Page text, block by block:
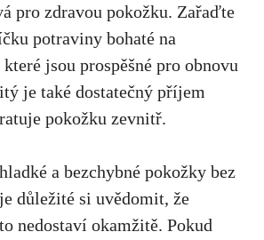
pro zdravou pokožku. ‌Zařaďte
potraviny bohaté na
jsou ⁢prospěšné‍ pro ‌obnovu
je​ také dostatečný příjem‌
pokožku zevnitř.
a bezchybné pokožky bez
důležité si uvědomit, že
nedostaví ‌okamžitě. Pokud